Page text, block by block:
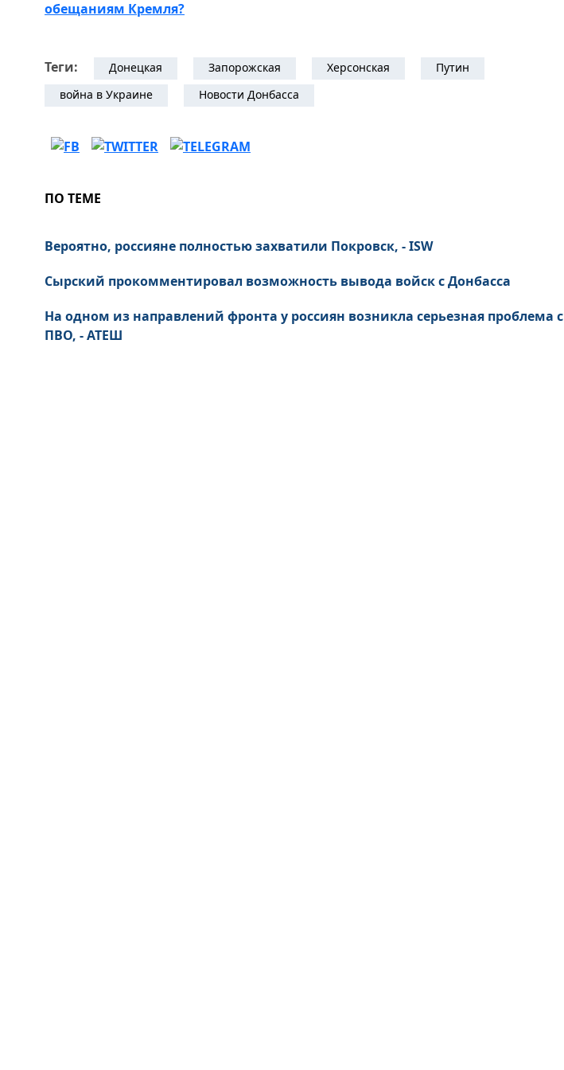
обещаниям Кремля?
Теги: Донецкая Запорожская Херсонская
Путин
война в Украине
Новости Донбасса
ПО ТЕМЕ
Вероятно, россияне полностью захватили Покровск, - ISW
Сырский прокомментировал возможность вывода войск с Донбасса
На одном из направлений фронта у россиян возникла серьезная проблема с
ПВО, - АТЕШ